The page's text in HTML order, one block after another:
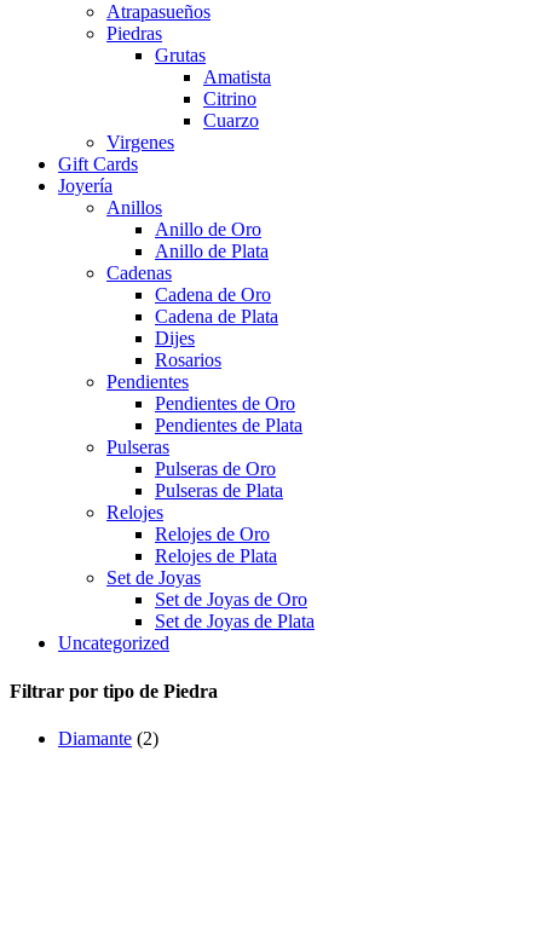
Atrapasueños
Piedras
Grutas
Amatista
Citrino
Cuarzo
Virgenes
Gift Cards
Joyería
Anillos
Anillo de Oro
Anillo de Plata
Cadenas
Cadena de Oro
Cadena de Plata
Dijes
Rosarios
Pendientes
Pendientes de Oro
Pendientes de Plata
Pulseras
Pulseras de Oro
Pulseras de Plata
Relojes
Relojes de Oro
Relojes de Plata
Set de Joyas
Set de Joyas de Oro
Set de Joyas de Plata
Uncategorized
Filtrar por tipo de Piedra
Diamante (2)